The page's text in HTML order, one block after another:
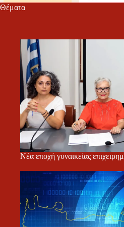
Θέματα
Νέα εποχή γυναικείας